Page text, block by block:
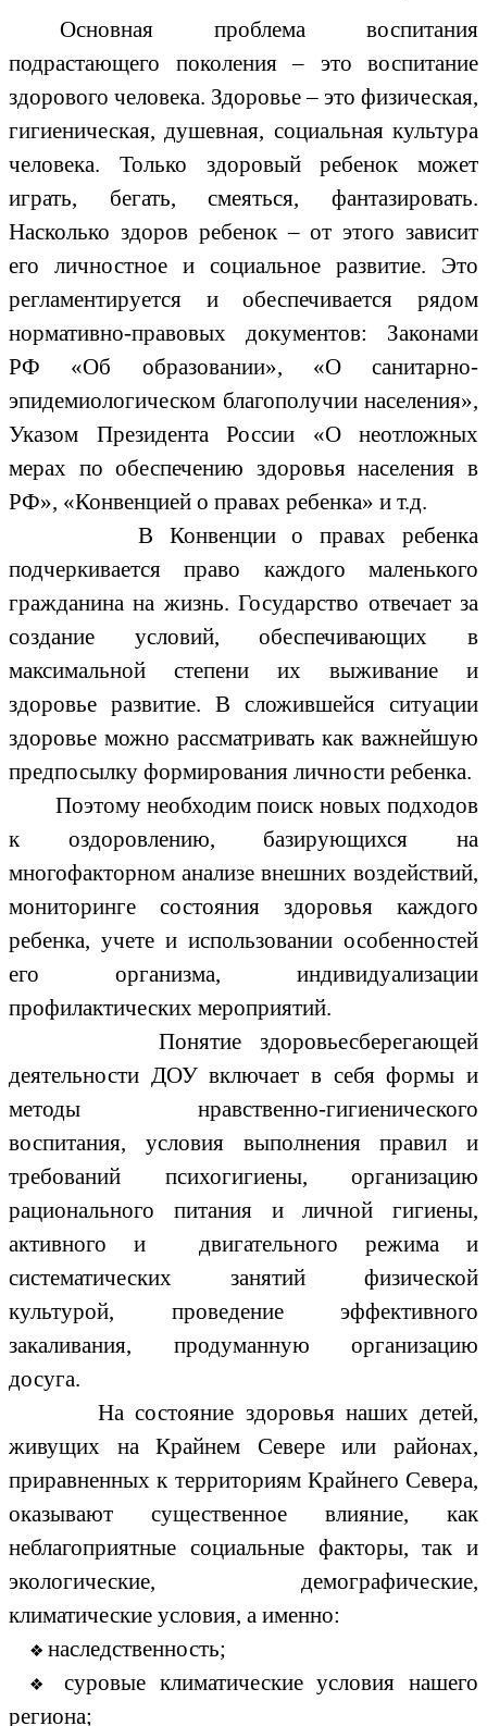
Основная проблема воспитания
подрастающего поколения – это воспитание
здорового человека. Здоровье – это физическая,
гигиеническая, душевная, социальная культура
человека. Только здоровый ребенок может
играть, бегать, смеяться, фантазировать.
Насколько здоров ребенок – от этого зависит
его личностное и социальное развитие. Это
регламентируется и обеспечивается рядом
нормативно-правовых документов: Законами
РФ «Об образовании», «О санитарно-
эпидемиологическом благополучии населения»,
Указом Президента России «О неотложных
мерах по обеспечению здоровья населения в
РФ», «Конвенцией о правах ребенка» и т.д.
В Конвенции о правах ребенка
подчеркивается право каждого маленького
гражданина на жизнь. Государство отвечает за
создание условий, обеспечивающих в
максимальной степени их выживание и
здоровье развитие. В сложившейся ситуации
здоровье можно рассматривать как важнейшую
предпосылку формирования личности ребенка.
Поэтому необходим поиск новых подходов
к оздоровлению, базирующихся на
многофакторном анализе внешних воздействий,
мониторинге состояния здоровья каждого
ребенка, учете и использовании особенностей
его организма, индивидуализации
профилактических мероприятий.
Понятие здоровьесберегающей
деятельности ДОУ включает в себя формы и
методы нравственно-гигиенического
воспитания, условия выполнения правил и
требований психогигиены, организацию
рационального питания и личной гигиены,
активного и двигательного режима и
систематических занятий физической
культурой, проведение эффективного
закаливания, продуманную организацию
досуга.
На состояние здоровья наших детей,
живущих на Крайнем Севере или районах,
приравненных к территориям Крайнего Севера,
оказывают существенное влияние, как
неблагоприятные социальные факторы, так и
экологические, демографические,
климатические условия, а именно:
наследственность;
суровые климатические условия нашего
региона;